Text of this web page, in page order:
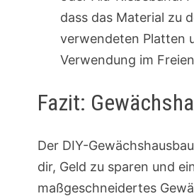
dass das Material zu
verwendeten Platten
Verwendung im
Fazit:
Der DIY-
dir, Geld zu sparen und
maßgeschneidertes